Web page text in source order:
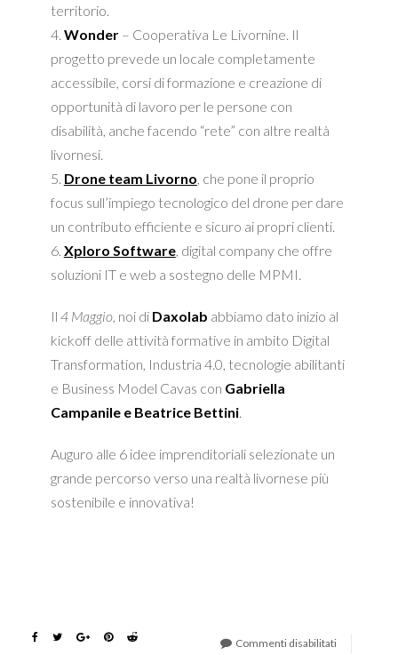
territorio.
4. Wonder– Cooperativa Le Livornine. Il
progetto prevede un locale completamente
accessibile, corsi di formazione e creazione di
opportunità di lavoro per le persone con
disabilità, anche facendo “rete” con altre realtà
livornesi.
5. Drone team Livorno , che pone il proprio
focus sull’impiego tecnologico del drone per dare
un contributo efficiente e sicuro ai propri clienti.
6. Xploro Software, digital company che offre
soluzioni IT e web a sostegno delle MPMI.
Il 4 Maggio, noi di Daxolab abbiamo dato inizio al
kickoff delle attività formative in ambito Digital
Transformation, Industria 4.0, tecnologie abilitanti
e Business Model Cavas con Gabriella
Campanile e Beatrice Bettini.
Auguro alle 6 idee imprenditoriali selezionate un
grande percorso verso una realtà livornese più
sostenibile e innovativa!
Commenti disabilitati